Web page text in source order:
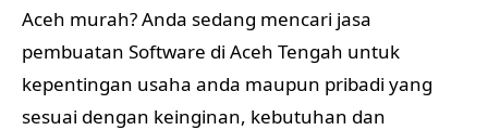
Aceh murah? Anda sedang mencari jasa
pembuatan Software di Aceh Tengah untuk
kepentingan usaha anda maupun pribadi yang
sesuai dengan keinginan, kebutuhan dan